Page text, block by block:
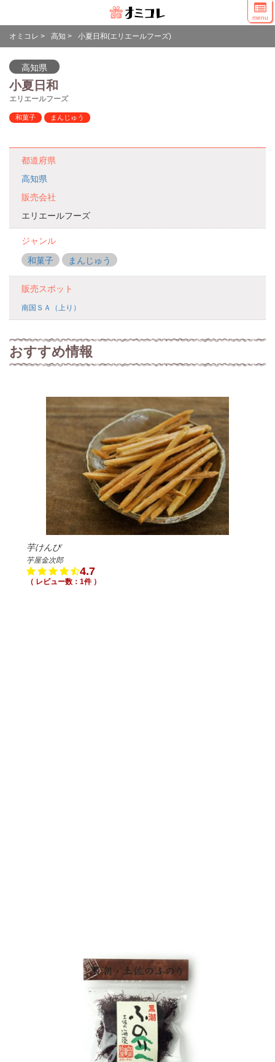
menu
オミコレ > 高知 > 小夏日和(エリエールフーズ)
高知県
小夏日和
エリエールフーズ
和菓子 まんじゅう
都道府県
高知県
販売会社
エリエールフーズ
ジャンル
和菓子
まんじゅう
販売スポット
南国ＳＡ（上り）
おすすめ情報
芋けんぴ
芋屋金次郎
4.7
（ レビュー数：1件 ）